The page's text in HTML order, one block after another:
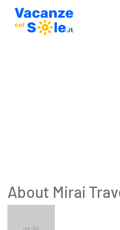
About Mirai